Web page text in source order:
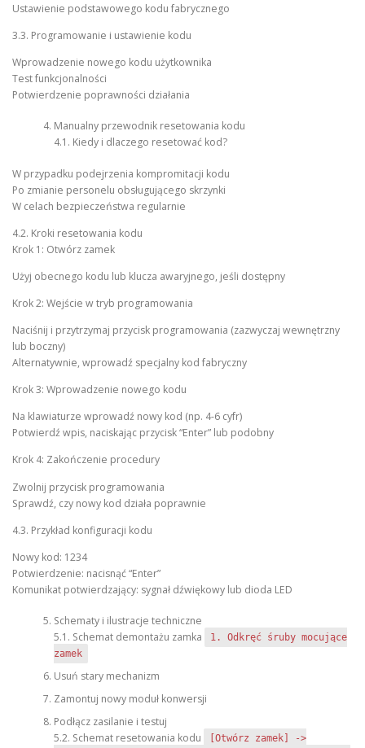
Ustawienie podstawowego kodu fabrycznego
3.3. Programowanie i ustawienie kodu
Wprowadzenie nowego kodu użytkownika
Test funkcjonalności
Potwierdzenie poprawności działania
Manualny przewodnik resetowania kodu
4.1. Kiedy i dlaczego resetować kod?
W przypadku podejrzenia kompromitacji kodu
Po zmianie personelu obsługującego skrzynki
W celach bezpieczeństwa regularnie
4.2. Kroki resetowania kodu
Krok 1: Otwórz zamek
Użyj obecnego kodu lub klucza awaryjnego, jeśli dostępny
Krok 2: Wejście w tryb programowania
Naciśnij i przytrzymaj przycisk programowania (zazwyczaj wewnętrzny
lub boczny)
Alternatywnie, wprowadź specjalny kod fabryczny
Krok 3: Wprowadzenie nowego kodu
Na klawiaturze wprowadź nowy kod (np. 4-6 cyfr)
Potwierdź wpis, naciskając przycisk “Enter” lub podobny
Krok 4: Zakończenie procedury
Zwolnij przycisk programowania
Sprawdź, czy nowy kod działa poprawnie
4.3. Przykład konfiguracji kodu
Nowy kod: 1234
Potwierdzenie: nacisnąć “Enter”
Komunikat potwierdzający: sygnał dźwiękowy lub dioda LED
Schematy i ilustracje techniczne
5.1. Schemat demontażu zamka
1. Odkręć śruby mocujące
zamek
Usuń stary mechanizm
Zamontuj nowy moduł konwersji
Podłącz zasilanie i testuj
5.2. Schemat resetowania kodu
[Otwórz zamek] ->